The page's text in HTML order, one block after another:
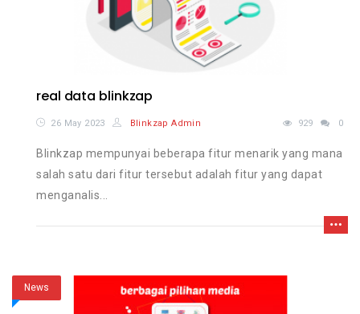
real data blinkzap
26 May 2023 Blinkzap Admin 929 0
Blinkzap mempunyai beberapa fitur menarik yang mana
salah satu dari fitur tersebut adalah fitur yang dapat
menganalis...
News